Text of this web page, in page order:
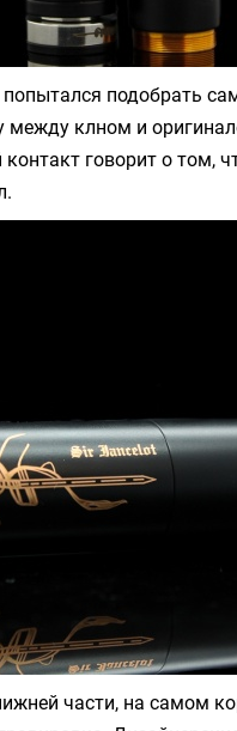
подобрать
между клном и
говорит о том,
части, на самом